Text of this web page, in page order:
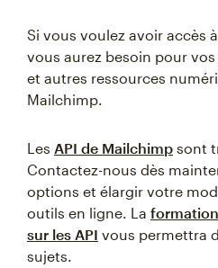
Si vous voulez avoir accès
vous aurez besoin pour
et autres ressources
Mailchimp.
Les API de Mailchimp sont
Contactez-nous dès
options et élargir votre
outils en ligne. La
sur les API vous permettra
sujets.